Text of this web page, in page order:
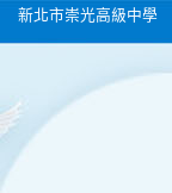
新北市崇光高級中學